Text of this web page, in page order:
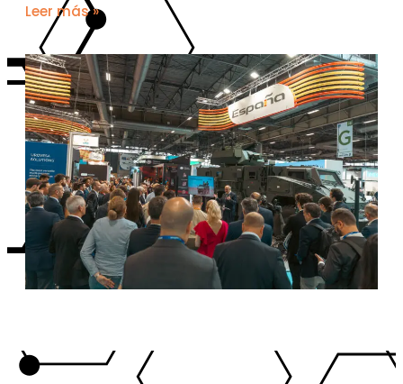
Leer más »